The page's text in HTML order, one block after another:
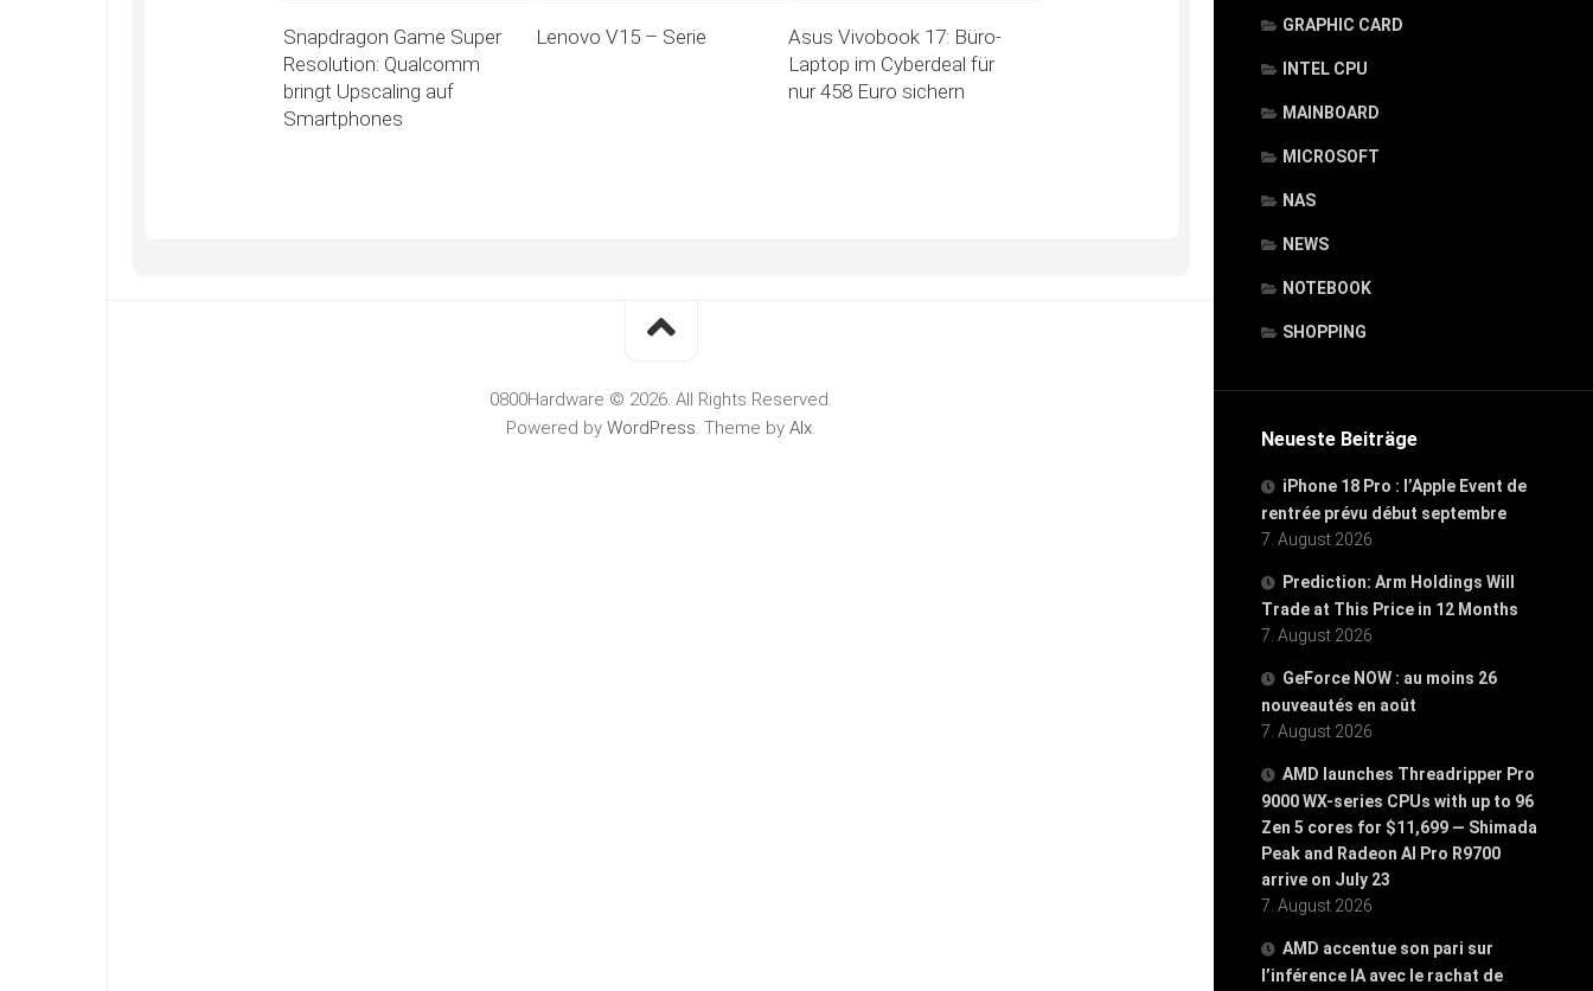
GRAPHIC CARD
INTEL CPU
MAINBOARD
MICROSOFT
NAS
NEWS
NOTEBOOK
SHOPPING
Neueste Beiträge
iPhone 18 Pro : l’Apple Event de
rentrée prévu début septembre
7. August 2026
Prediction: Arm Holdings Will
Trade at This Price in 12 Months
7. August 2026
GeForce NOW : au moins 26
nouveautés en août
7. August 2026
AMD launches Threadripper Pro
9000 WX-series CPUs with up to 96
Zen 5 cores for $11,699 — Shimada
Peak and Radeon AI Pro R9700
arrive on July 23
7. August 2026
AMD accentue son pari sur
l’inférence IA avec le rachat de
Snapdragon Game Super
Resolution: Qualcomm
bringt Upscaling auf
Smartphones
Lenovo V15 – Serie
Asus Vivobook 17: Büro-
Laptop im Cyberdeal für
nur 458 Euro sichern
0800Hardware © 2026. All Rights Reserved.
Powered by WordPress. Theme by Alx.